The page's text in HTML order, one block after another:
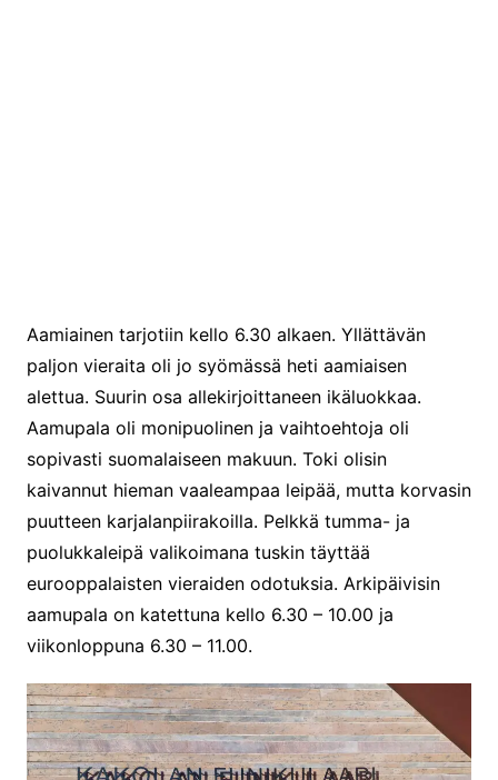
Aamiainen tarjotiin kello 6.30 alkaen. Yllättävän
paljon vieraita oli jo syömässä heti aamiaisen
alettua. Suurin osa allekirjoittaneen ikäluokkaa.
Aamupala oli monipuolinen ja vaihtoehtoja oli
sopivasti suomalaiseen makuun. Toki olisin
kaivannut hieman vaaleampaa leipää, mutta korvasin
puutteen karjalanpiirakoilla. Pelkkä tumma- ja
puolukkaleipä valikoimana tuskin täyttää
eurooppalaisten vieraiden odotuksia. Arkipäivisin
aamupala on katettuna kello 6.30 – 10.00 ja
viikonloppuna 6.30 – 11.00.